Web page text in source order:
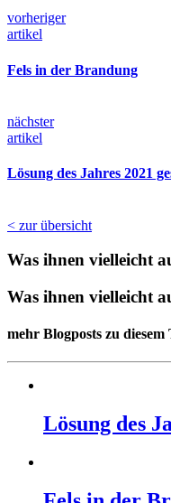
vorheriger
artikel
Fels in der Brandung
nächster
artikel
Lösung des Jahres 2021
< zur übersicht
Was ihnen vielleicht
Was ihnen vielleicht
mehr Blogposts zu diesem
Lösung des